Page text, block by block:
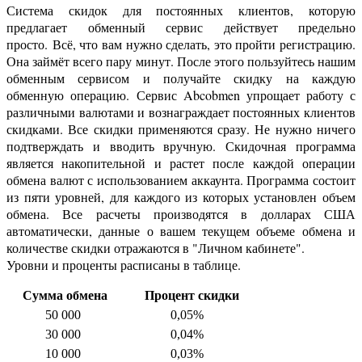
Система скидок для постоянных клиентов, которую
предлагает обменный сервис действует предельно
просто. Всё, что вам нужно сделать, это пройти регистрацию.
Она займёт всего пару минут. После этого пользуйтесь нашим
обменным сервисом и получайте скидку на каждую
обменную операцию. Сервис Abcobmen упрощает работу с
различными валютами и вознаграждает постоянных клиентов
скидками. Все скидки применяются сразу. Не нужно ничего
подтверждать и вводить вручную. Скидочная программа
является накопительной и растет после каждой операции
обмена валют с использованием аккаунта. Программа состоит
из пяти уровней, для каждого из которых установлен объем
обмена. Все расчеты производятся в долларах США
автоматически, данные о вашем текущем объеме обмена и
количестве скидки отражаются в "Личном кабинете".
Уровни и проценты расписаны в таблице.
Сумма обмена
Процент скидки
50 000
0,05%
30 000
0,04%
10 000
0,03%